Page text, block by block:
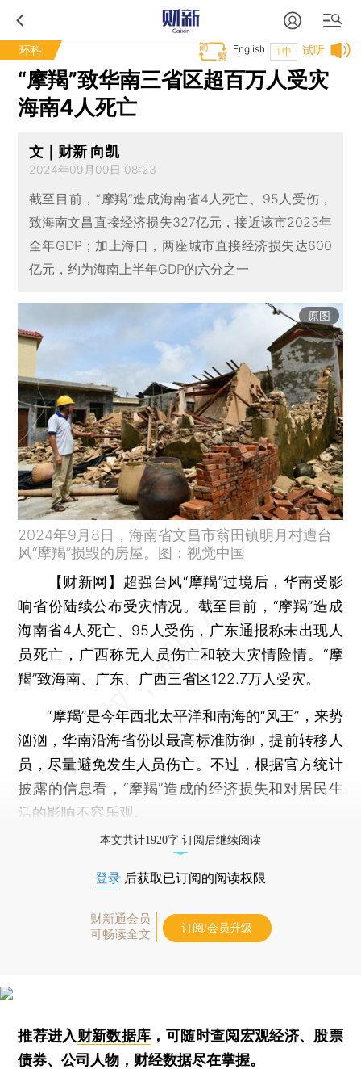
环科 试听
T中
English
“摩羯”致华南三省区超百万人受灾
海南4人死亡
文｜财新 向凯
2024年09月09日 08:23
截至目前，“摩羯”造成海南省4人死亡、95人受伤，
致海南文昌直接经济损失327亿元，接近该市2023年
全年GDP；加上海口，两座城市直接经济损失达600
亿元，约为海南上半年GDP的六分之一
原图
2024年9月8日，海南省文昌市翁田镇明月村遭台
风“摩羯”损毁的房屋。图：视觉中国
【财新网】 超强台风“摩羯”过境后，华南受影
响省份陆续公布受灾情况。截至目前，“摩羯”造成
海南省4人死亡、95人受伤，广东通报称未出现人
员死亡，广西称无人员伤亡和较大灾情险情。“摩
羯”致海南、广东、广西三省区122.7万人受灾。
“摩羯”是今年西北太平洋和南海的“风王”，来势
汹汹，华南沿海省份以最高标准防御，提前转移人
员，尽量避免发生人员伤亡。不过，根据官方统计
披露的信息看，“摩羯”造成的经济损失和对居民生
活的影响不容乐观。
本文共计1920字 订阅后继续阅读
登录 后获取已订阅的阅读权限
财新通会员
可畅读全文
订阅/会员升级
推荐进入财新数据库 ，可随时查阅宏观经济、股票
债券、公司人物，财经数据尽在掌握。